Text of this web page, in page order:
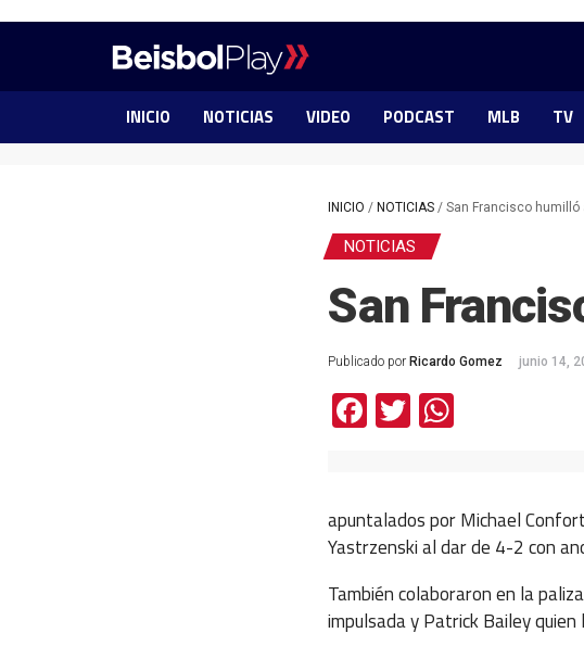
INICIO NOTICIAS VIDEO PODCAST MLB TV
INICIO / NOTICIAS /San Francisco humilló
NOTICIAS
San
Publicado por Ricardo Gomez junio 14,
Facebook
Twitter
apuntalados por Michael
Yastrzenski al dar de 4-2 con
También colaboraron en la
impulsada y Patrick Bailey